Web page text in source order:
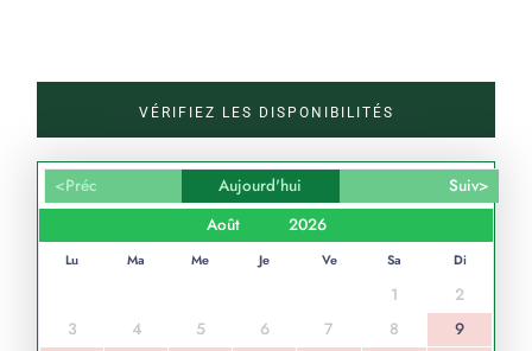
Nos logements
Contact
F.A.Q
VÉRIFIEZ LES DISPONIBILITÉS
<Préc Aujourd'hui Suiv>
Lu Ma Me Je Ve Sa Di
1
2
3
4 5 6 7 8
9